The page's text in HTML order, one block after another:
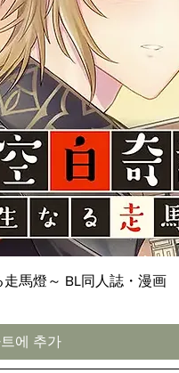
走馬燈～ BL同人誌・漫画
에 추가